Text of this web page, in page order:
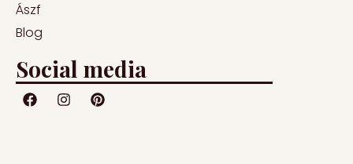
Ászf
Blog
Social media